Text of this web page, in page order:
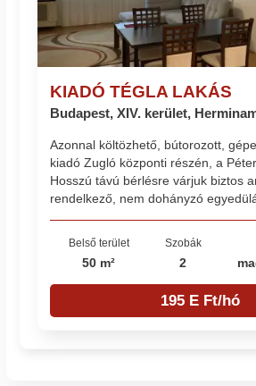
KIADÓ TÉGLA LAKÁS
Budapest, XIV. kerület,
Azonnal költözhető, bútorozott,
kiadó Zugló központi részén, a
Hosszú távú bérlésre várjuk biztos
rendelkező, nem dohányzó
Belső terület
50 m²
Szobák
2
195 E Ft/hó